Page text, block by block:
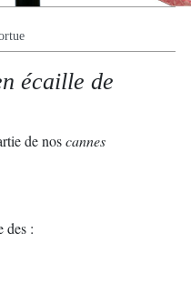
écaille de
de noscannes
des :